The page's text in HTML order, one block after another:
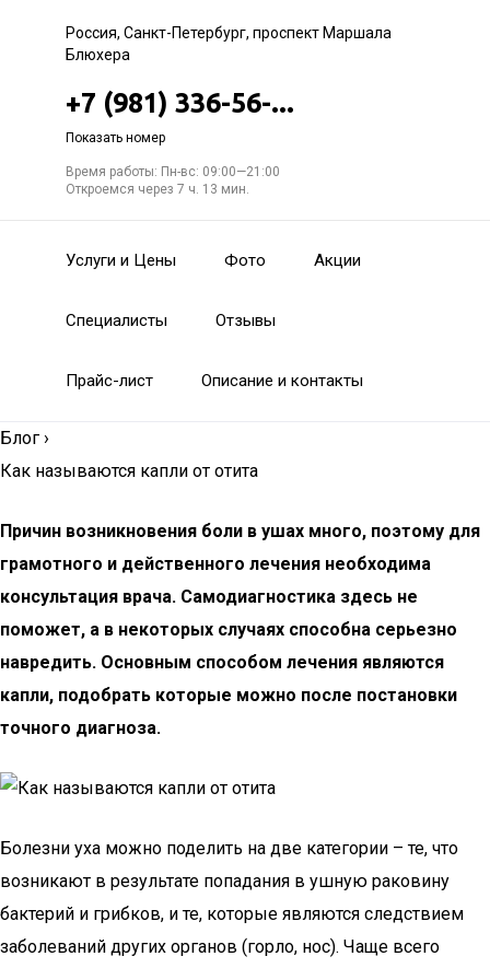
Россия, Санкт-Петербург, проспект Маршала
Блюхера
+7 (981) 336-56-...
Показать номер
Время работы: Пн-вс: 09:00—21:00
Откроемся через 7 ч. 13 мин.
Услуги и Цены Фото Акции
Специалисты Отзывы
Прайс-лист Описание и контакты
Блог ›
Как называются капли от отита
Причин возникновения боли в ушах много, поэтому для
грамотного и действенного лечения необходима
консультация врача. Самодиагностика здесь не
поможет, а в некоторых случаях способна серьезно
навредить. Основным способом лечения являются
капли, подобрать которые можно после постановки
точного диагноза.
Болезни уха можно поделить на две категории – те, что
возникают в результате попадания в ушную раковину
бактерий и грибков, и те, которые являются следствием
заболеваний других органов (горло, нос). Чаще всего